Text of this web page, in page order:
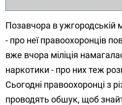
Позавчора в ужгородській
- про неї правоохоронців
вже вчора міліція
наркотики - про них теж
Сьогодні правоохоронці з
проводять обшук, щоб